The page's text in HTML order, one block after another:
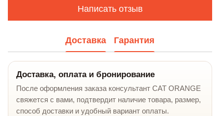
Написать отзыв
Доставка Гарантия
Доставка, оплата и бронирование
После оформления заказа консультант CAT ORANGE
свяжется с вами, подтвердит наличие товара, размер,
способ доставки и удобный вариант оплаты.